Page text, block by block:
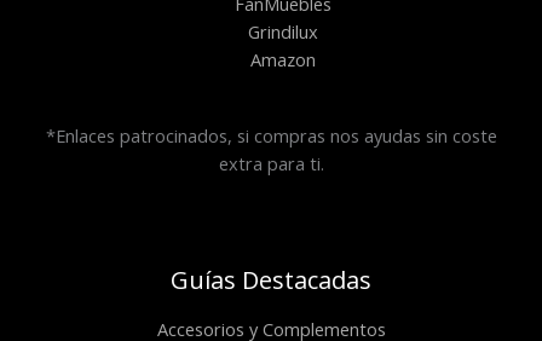
Grindilux
Amazon
*Enlaces patrocinados, si compras nos ayudas sin coste
extra para ti.
Guías Destacadas
Accesorios y Complementos